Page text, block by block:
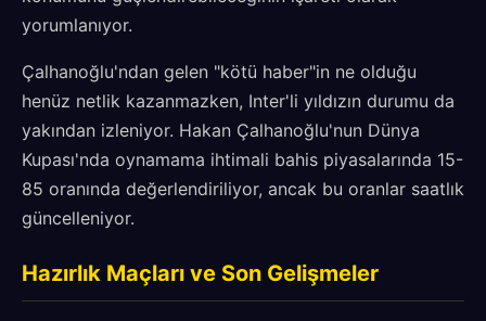
yorumlanıyor.
Çalhanoğlu'ndan gelen "kötü haber"in ne olduğu
henüz netlik kazanmazken, Inter'li yıldızın durumu da
yakından izleniyor. Hakan Çalhanoğlu'nun Dünya
Kupası'nda oynamama ihtimali bahis piyasalarında 15-
85 oranında değerlendiriliyor, ancak bu oranlar saatlık
güncelleniyor.
Hazırlık Maçları ve Son Gelişmeler